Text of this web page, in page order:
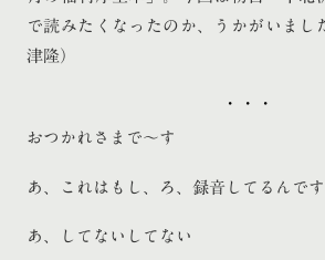
で読みたくなったのか、うかがいまし
津隆）
・・・
おつかれさまで〜す
あ、これはもし、ろ、録音してるんで
あ、してないしてない